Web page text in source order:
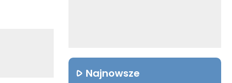
Najnowsze